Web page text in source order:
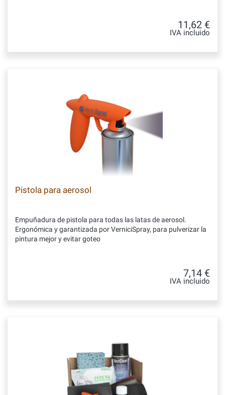
11,62 €
IVA incluido
Pistola para aerosol
Empuñadura de pistola para todas las latas de aerosol.
Ergonómica y garantizada por VerniciSpray, para pulverizar la
pintura mejor y evitar goteo
7,14 €
IVA incluido